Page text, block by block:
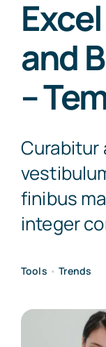
and
–
Curabitur
finibus
integer
Tools •Trends